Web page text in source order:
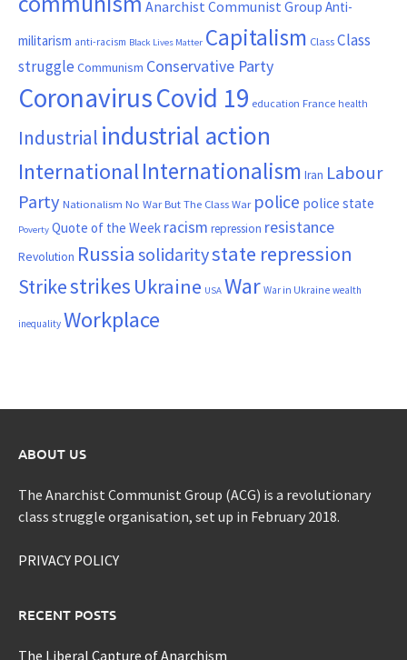
Anarchist Communist Group Anti-
militarism anti-racism Black Lives Matter Capitalism ClassClass
struggle Communism Conservative Party
CoronavirusCovid 19 education France health
Industrial industrial action
InternationalInternationalism Iran Labour
Party Nationalism No War But The Class War police police state
Poverty Quote of the Week racism repression resistance
Revolution Russia solidaritystate repression
Strikestrikes Ukraine USA War War in Ukraine wealth
inequality Workplace
ABOUT US
The Anarchist Communist Group (ACG) is a revolutionary
class struggle organisation, set up in February 2018.
PRIVACY POLICY
RECENT POSTS
The Liberal Capture of Anarchism